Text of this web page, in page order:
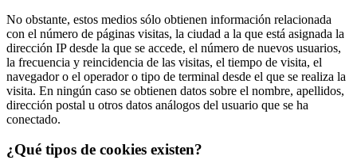
No obstante, estos medios sólo obtienen información relacionada
con el número de páginas visitas, la ciudad a la que está asignada la
dirección IP desde la que se accede, el número de nuevos usuarios,
la frecuencia y reincidencia de las visitas, el tiempo de visita, el
navegador o el operador o tipo de terminal desde el que se realiza la
visita. En ningún caso se obtienen datos sobre el nombre, apellidos,
dirección postal u otros datos análogos del usuario que se ha
conectado.
¿Qué tipos de cookies existen?